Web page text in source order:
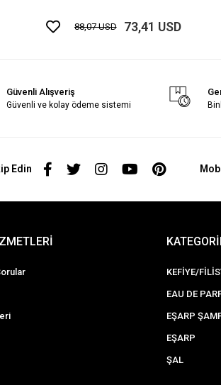
88,07 USD 73,41 USD
Güvenli Alışveriş
Güvenli ve kolay ödeme sistemi
Edin
KEFİYE/
EAU DE
EŞARP
EŞARP
ŞAL